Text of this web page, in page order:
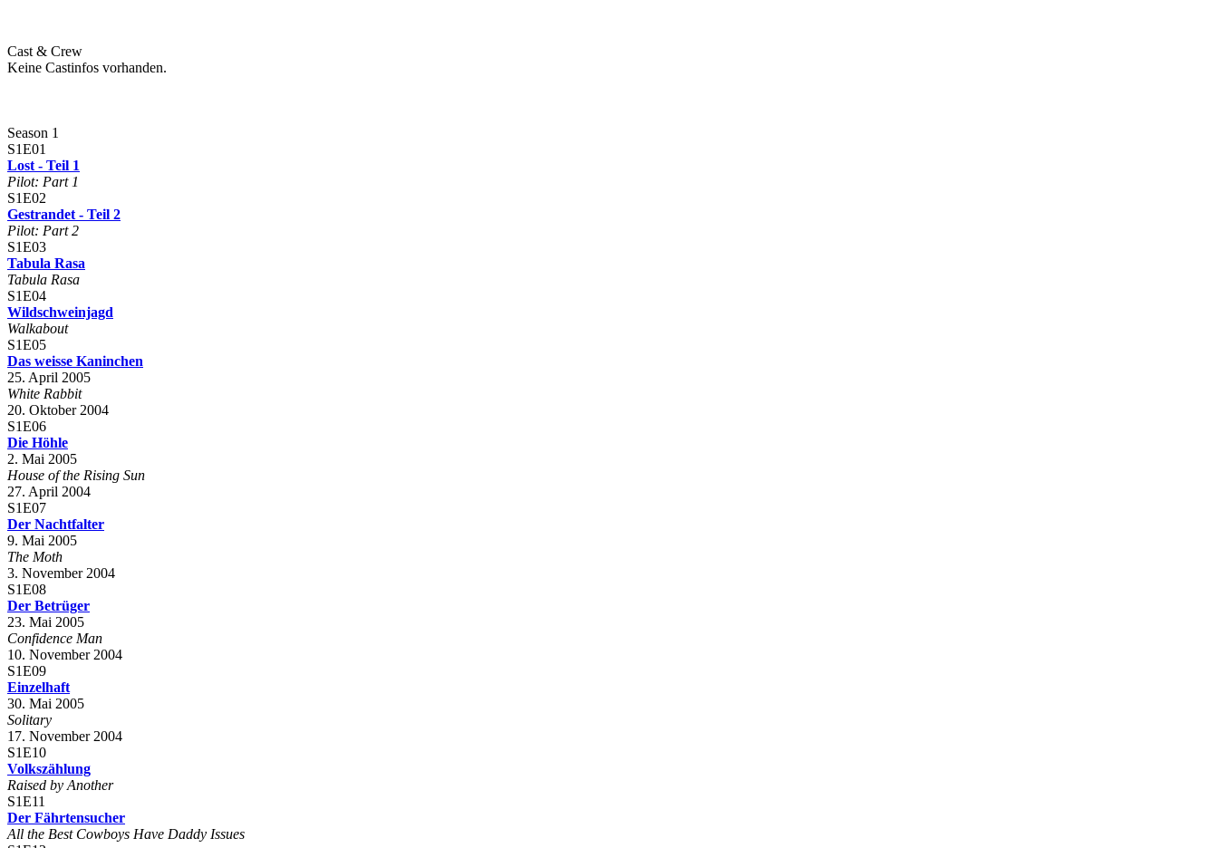
Cast & Crew
Keine Castinfos vorhanden.
Season 1
S1E01
Lost - Teil 1
Pilot: Part 1
S1E02
Gestrandet - Teil 2
Pilot: Part 2
S1E03
Tabula Rasa
Tabula Rasa
S1E04
Wildschweinjagd
Walkabout
S1E05
Das weisse Kaninchen
25. April 2005
White Rabbit
20. Oktober 2004
S1E06
Die Höhle
2. Mai 2005
House of the Rising Sun
27. April 2004
S1E07
Der Nachtfalter
9. Mai 2005
The Moth
3. November 2004
S1E08
Der Betrüger
23. Mai 2005
Confidence Man
10. November 2004
S1E09
Einzelhaft
30. Mai 2005
Solitary
17. November 2004
S1E10
Volkszählung
Raised by Another
S1E11
Der Fährtensucher
All the Best Cowboys Have Daddy Issues